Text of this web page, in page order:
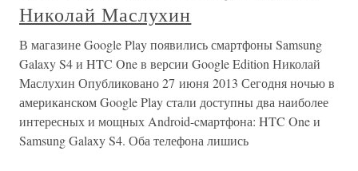
Николай Маслухин
В магазине Google Play появились смартфоны Samsung
Galaxy S4 и HTC One в версии Google Edition Николай
Маслухин Опубликовано 27 июня 2013 Сегодня ночью в
американском Google Play стали доступны два наиболее
интересных и мощных Android-cмартфона: HTC One и
Samsung Galaxy S4. Оба телефона лишись